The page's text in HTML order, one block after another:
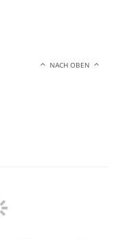
NACH OBEN